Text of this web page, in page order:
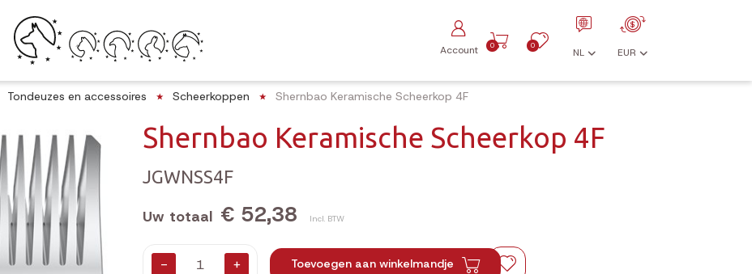
Account 0 0
NL EUR
Tondeuzes en accessoires Scheerkoppen Shernbao Keramische Scheerkop 4F
Shernbao Keramische Scheerkop 4F
JGWNSS4F
Uw totaal € 52,38 Incl. BTW
- + Toevoegen aan winkelmandje